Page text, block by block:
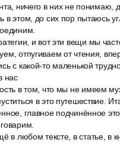
ничего в них не понимаю,
в этом, до сих пор пытаюсь
и вот эти вещи мы
отпугиваем от чтения,
с какой-то маленькой
нас
в том, что мы не имеем
в это путешествие.
главное подчинённое
в любом тексте, в статье, в